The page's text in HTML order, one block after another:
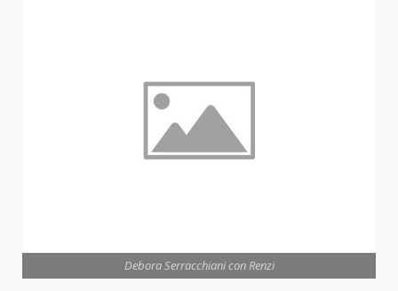
Debora Serracchiani con Renzi